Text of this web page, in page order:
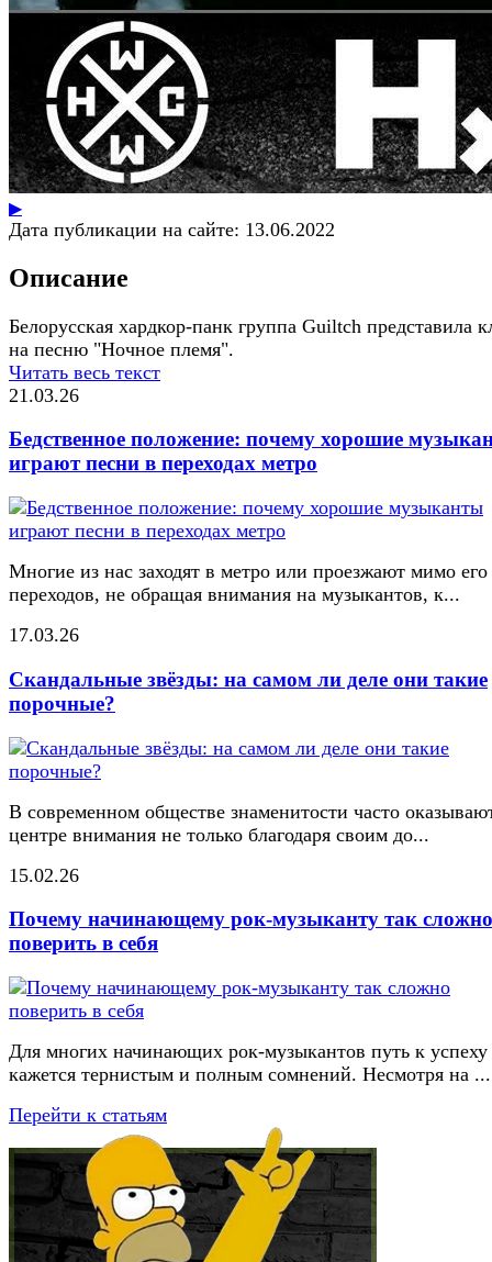
▶
Дата публикации на сайте: 13.06.2022
Описание
Белорусская хардкор-панк группа Guiltch представила
на песню "Ночное племя".
Читать весь текст
21.03.26
Бедственное положение: почему хорошие
играют песни в переходах метро
Многие из нас заходят в метро или проезжают мимо его
переходов, не обращая внимания на музыкантов, к...
17.03.26
Скандальные звёзды: на самом ли деле они такие
порочные?
В современном обществе знаменитости часто
центре внимания не только благодаря своим до...
15.02.26
Почему начинающему рок-музыканту так сложно
поверить в себя
Для многих начинающих рок-музыкантов путь к успеху
кажется тернистым и полным сомнений. Несмотря на ...
Перейти к статьям